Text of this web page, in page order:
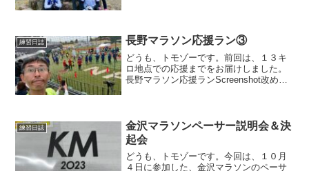
らい、かなり久しぶりの白山...
練習日誌 長野マラソン応援ラン③
どうも、トモゾーです。前回は、１３キ
ロ地点での応援までをお届けしました。
長野マラソン応援ランScreenshot改めて
の応援になり、...
練習日誌
金沢マラソンペーサー説明会＆決
起会
どうも、トモゾーです。今回は、１０月
４日に参加した、金沢マラソンのペーサ